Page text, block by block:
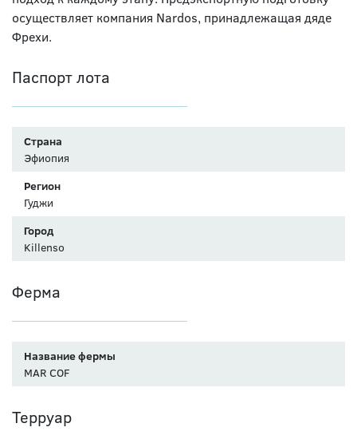
осуществляет компания Nardos, принадлежащая дяде
Фрехи.
Паспорт лота
Страна
Эфиопия
Регион
Гуджи
Город
Killenso
Ферма
Название фермы
MAR COF
Терруар